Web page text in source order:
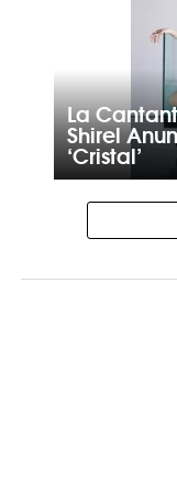
La
Shirel
‘Cristal’